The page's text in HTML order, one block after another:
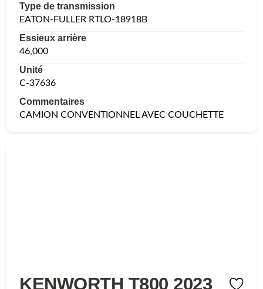
Type de transmission
EATON-FULLER RTLO-18918B
Essieux arrière
46,000
Unité
C-37636
Commentaires
CAMION CONVENTIONNEL AVEC COUCHETTE
KENWORTH T800 2023